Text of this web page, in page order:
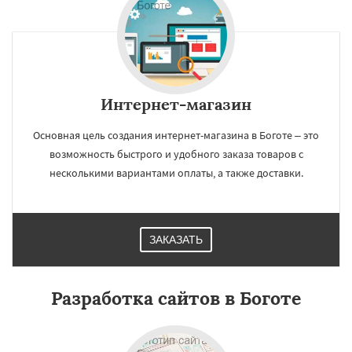
Интернет-магазин
Основная цель создания интернет-магазина в Боготе – это
возможность быстрого и удобного заказа товаров с
несколькими вариантами оплаты, а также доставки.
ЗАКАЗАТЬ
Разработка сайтов в Боготе